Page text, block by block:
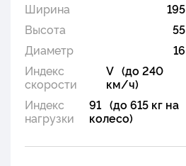
Ширина
195
Высота
55
Диаметр
16
Индекс
скорости
V (до 240
км/ч)
Индекс
нагрузки
91 (до 615 кг на
колесо)